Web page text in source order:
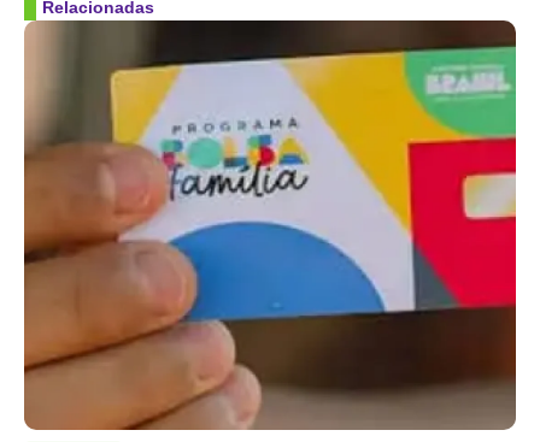
Relacionadas